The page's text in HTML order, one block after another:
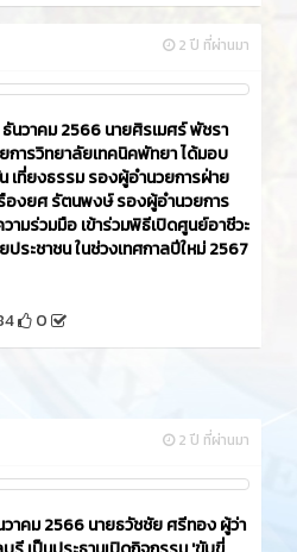
2 ปี ที่ผ่านมา
วาคม 2566 นายศิรเมศร์ พัชรา
ารวิทยาลัยเทคนิคพัทยา ได้มอบ
เที่ยงธรรม รองผู้อำนวยการฝ่าย
รืองยศ รัตนพงษ์ รองผู้อำนวยการ
ามร่วมมือ เข้าร่วมพิธีเปิดศูนย์อาชีวะ
ระชาชน ในช่วงเทศกาลปีใหม่ 2567
0
2 ปี ที่ผ่านมา
าคม 2566​ นายธวัชชัย ศรีทอง ผู้ว่า